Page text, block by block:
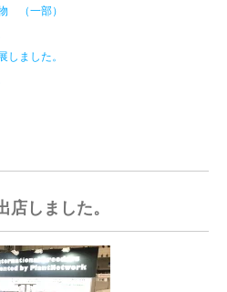
（一部）
しました。
しました。